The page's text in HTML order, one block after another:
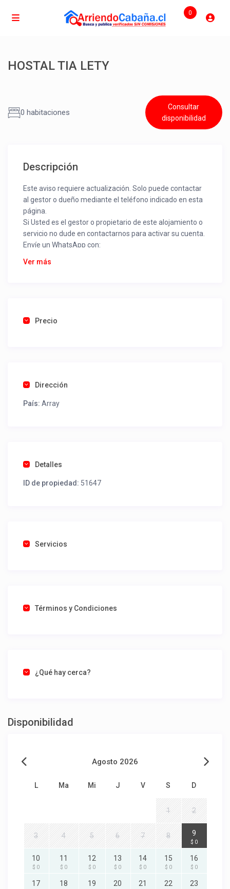
0
HOSTAL TIA LETY
0 habitaciones
Consultar
disponibilidad
Descripción
Este aviso requiere actualización. Solo puede contactar
al gestor o dueño mediante el teléfono indicado en esta
página.
Si Usted es el gestor o propietario de este alojamiento o
servicio no dude en contactarnos para activar su cuenta.
Envíe un WhatsApp con:
Nombre alojamiento o servicio
Una foto de cuenta de luz o agua o gas que acredite
como un profesional sin COMISIONES ni ESTAFAS.
Tel contacto propiedad:
Ver más
Precio
Dirección
País: Array
Detalles
ID de propiedad: 51647
Servicios
Términos y Condiciones
¿Qué hay cerca?
Disponibilidad
Agosto 2026
L Ma Mi J V S D
1 2
3 4 5 6 7 8 9
$ 0
10
$ 0
11
$ 0
12
$ 0
13
$ 0
14
$ 0
15
$ 0
16
$ 0
17 18 19 20 21 22 23